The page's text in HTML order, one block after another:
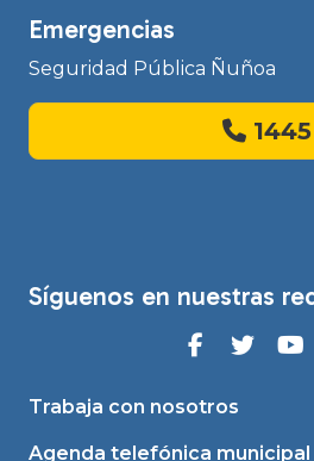
Emergencias
Seguridad Pública Ñuñoa
1445
Síguenos en nuestras
Trabaja con nosotros
Agenda telefónica municipal